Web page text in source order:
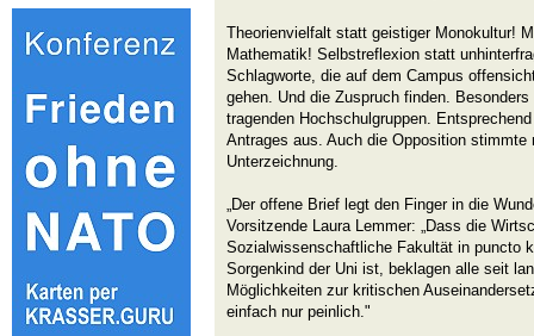
Theorienvielfalt statt geistiger Monokultur!
Mathematik! Selbstreflexion statt
Schlagworte, die auf dem Campus
gehen. Und die Zuspruch finden.
tragenden Hochschulgruppen.
Antrages aus. Auch die Opposition stimmte
Unterzeichnung.
„Der offene Brief legt den Finger in die
Vorsitzende Laura Lemmer: „Dass die
Sozialwissenschaftliche Fakultät in puncto
Sorgenkind der Uni ist, beklagen alle seit
Möglichkeiten zur kritischen
einfach nur peinlich."